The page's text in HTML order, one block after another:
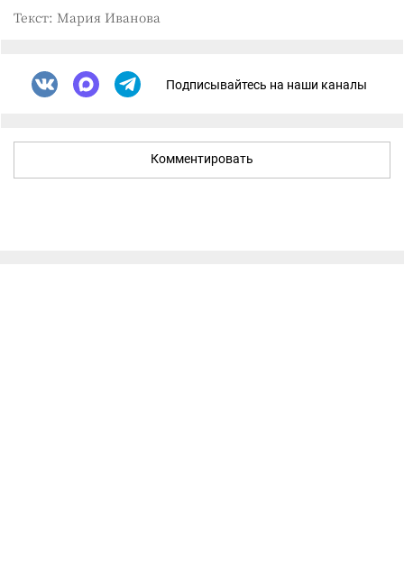
Текст: Мария Иванова
Подписывайтесь на наши каналы
Комментировать